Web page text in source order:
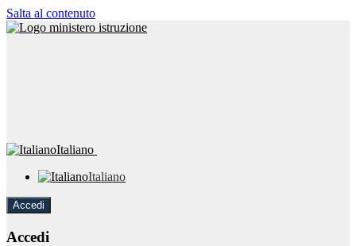
Salta al contenuto
Italiano
Italiano
Accedi
Accedi